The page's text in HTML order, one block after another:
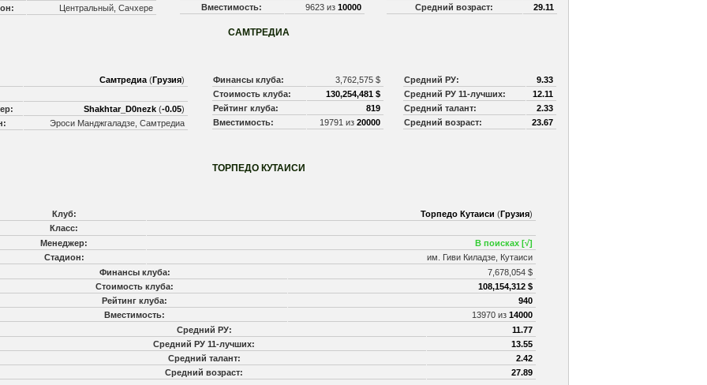
Центральный, Сачхере
Вместимость:
9623 из 10000
Средний возраст:
29.11
САМТРЕДИА
Самтредиа (Грузия)
Shakhtar_D0nezk (-0.05)
Эроси Манджгаладзе, Самтредиа
Финансы клуба:
3,762,575 $
Стоимость клуба:
130,254,481 $
Рейтинг клуба:
819
Вместимость:
19791 из 20000
Средний РУ:
9.33
Средний РУ 11-лучших:
12.11
Средний талант:
2.33
Средний возраст:
23.67
ТОРПЕДО КУТАИСИ
Клуб: Торпедо Кутаиси (Грузия)
Класс:
Менеджер:
В поисках [√]
Стадион:
им. Гиви Киладзе, Кутаиси
Финансы клуба:
7,678,054 $
Стоимость клуба:
108,154,312 $
Рейтинг клуба:
940
Вместимость:
13970 из 14000
Средний РУ:
11.77
Средний РУ 11-лучших:
13.55
Средний талант:
2.42
Средний возраст:
27.89